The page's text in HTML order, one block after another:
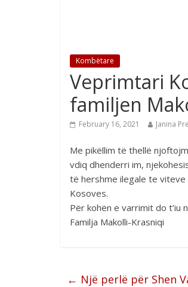
Kombëtare
Veprimtari
familjen
February 16, 2021 Janina
Me pikëllim të thellë
vdiq dhenderri im,
të hershme ilegale te
Kosoves.
Për kohën e varrimit do t’iu
Familja Makolli-Krasniqi
← Një perlë për Shen